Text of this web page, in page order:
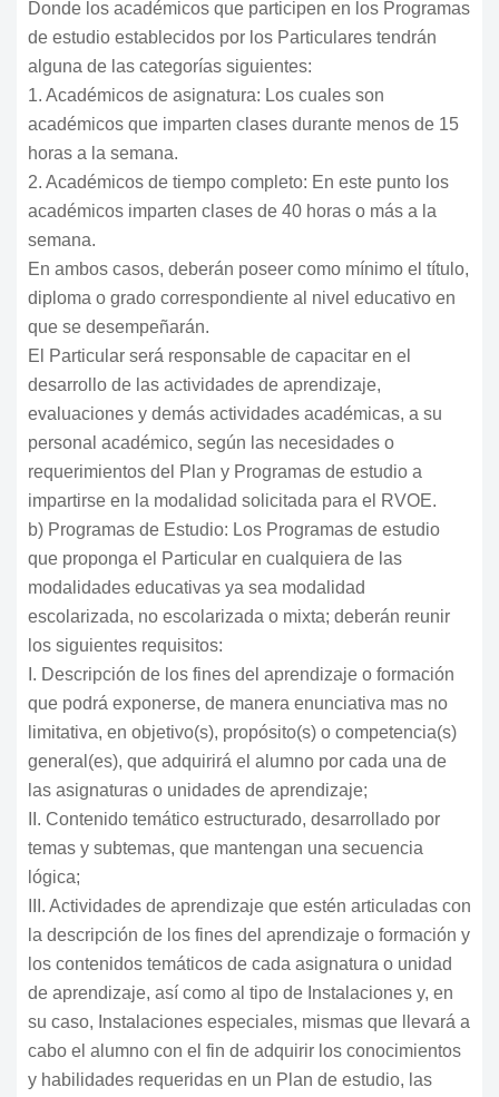
Donde los académicos que participen en los Programas
de estudio establecidos por los Particulares tendrán
alguna de las categorías siguientes:
1. Académicos de asignatura: Los cuales son
académicos que imparten clases durante menos de 15
horas a la semana.
2. Académicos de tiempo completo: En este punto los
académicos imparten clases de 40 horas o más a la
semana.
En ambos casos, deberán poseer como mínimo el título,
diploma o grado correspondiente al nivel educativo en
que se desempeñarán.
El Particular será responsable de capacitar en el
desarrollo de las actividades de aprendizaje,
evaluaciones y demás actividades académicas, a su
personal académico, según las necesidades o
requerimientos del Plan y Programas de estudio a
impartirse en la modalidad solicitada para el RVOE.
b) Programas de Estudio: Los Programas de estudio
que proponga el Particular en cualquiera de las
modalidades educativas ya sea modalidad
escolarizada, no escolarizada o mixta; deberán reunir
los siguientes requisitos:
I. Descripción de los fines del aprendizaje o formación
que podrá exponerse, de manera enunciativa mas no
limitativa, en objetivo(s), propósito(s) o competencia(s)
general(es), que adquirirá el alumno por cada una de
las asignaturas o unidades de aprendizaje;
II. Contenido temático estructurado, desarrollado por
temas y subtemas, que mantengan una secuencia
lógica;
III. Actividades de aprendizaje que estén articuladas con
la descripción de los fines del aprendizaje o formación y
los contenidos temáticos de cada asignatura o unidad
de aprendizaje, así como al tipo de Instalaciones y, en
su caso, Instalaciones especiales, mismas que llevará a
cabo el alumno con el fin de adquirir los conocimientos
y habilidades requeridas en un Plan de estudio, las